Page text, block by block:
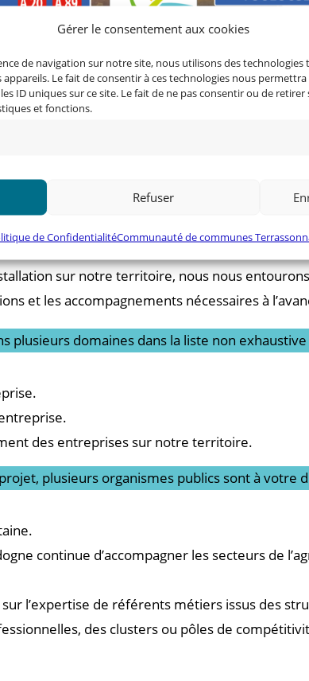
Gérer le consentement aux cookies
de navigation sur notre site, nous utilisons des technologies
Le fait de consentir à ces technologies nous
ID uniques sur ce site. Le fait de ne pas consentir ou de
et fonctions.
Refuser
de ConfidentialitéCommunauté de communes
optimale des entreprises (accès
selon les besoins exprimés.
entreprises de secteurs porteurs. Chaque
vous apporter une réponse singulière en lien
sur notre territoire, nous nous
et les accompagnements nécessaires à
domaines dans la liste non
des entreprises sur notre territoire.
plusieurs organismes publics sont à votre
continue d’accompagner les secteurs de
l’expertise de référents métiers issus des
des clusters ou pôles de